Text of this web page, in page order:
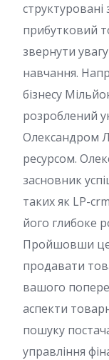
прибутковий
звернути
навчання.
бізнесу
розроблений
Олександром
ресурсом.
засновник
таких як LP-
його глибоке
Пройшовши
продавати
вашого
аспекти
пошуку
управління